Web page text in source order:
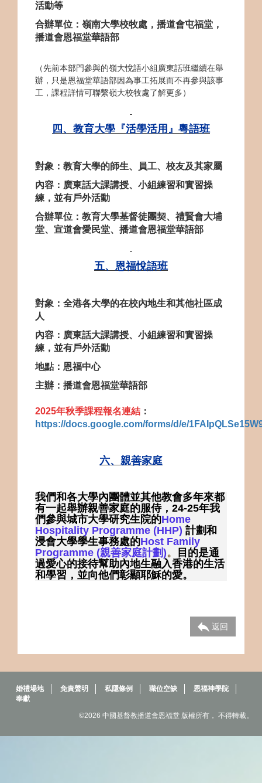
活動等
合辦單位：嶺南大學校牧處，播道會屯福堂，
播道會恩福堂華語部
（先前本部門參與的嶺大悅語小組廣東話班繼續在舉
辦，只是恩福堂華語部因為事工拓展而不再參與該事
工，課程詳情可聯繫嶺大校牧處了解更多）
四、教育大學『活學活用』粵語班
對象：教育大學的師生、員工、校友及其家屬
內容：廣東話大課講授、小組練習和實習操
練，並有戶外活動
合辦單位：教育大學基督徒團契、禮賢會大埔
堂、宣道會愛民堂、播道會恩福堂華語部
五、恩福悅語班
對象：全港各大學的在校內地生和其他社區成
人
內容：廣東話大課講授、小組練習和實習操
練，並有戶外活動
地點：恩福中心
主辦：播道會恩福堂華語部
2025年秋季課程報名連結 ：
https://docs.google.com/forms/d/e/
六、親善家庭
我們和各大學內團體並其他教會多年來都
有一起舉辦親善家庭的服侍， 24-25年我
們參與城市大學研究生院的Home
Hospitality Programme (HHP) 計劃和
浸會大學學生事務處的Host Family
Programme (親善家庭計劃)。
目的是通
過愛心的接待幫助內地生融入香港的生活
和學習，並向他們彰顯耶穌的愛。
返回
婚禮場地 免責聲明 私隱條例 職位空缺
恩福神學院
奉獻
©2026 中國基督教播道會恩福堂 版權所有， 不得轉載。